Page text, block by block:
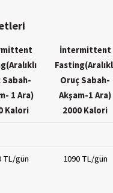
Sabah-
1 Ara)
Kalori
İntermittent
Oruç Sabah-
Akşam-1 Ara)
2000 Kalori
TL/gün 1090 TL/gün